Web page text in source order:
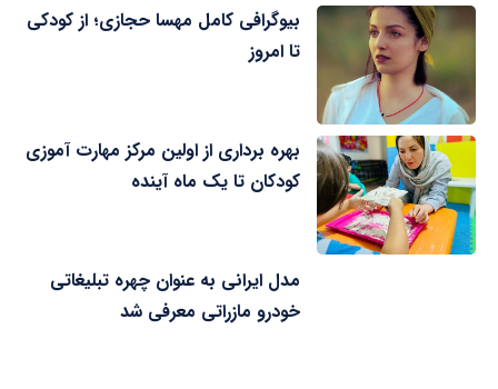
بیوگرافی کامل مهسا حجازی؛ از کودکی
تا امروز
بهره برداری از اولین مرکز مهارت آموزی
کودکان تا یک ماه آینده
مدل ایرانی به عنوان چهره تبلیغاتی
خودرو مازراتی معرفی شد